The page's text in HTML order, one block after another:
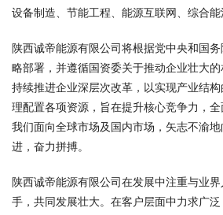
设备制造、节能工程、能源互联网、综合能
陕西诚帝能源有限公司将根据党中央和国
略部署，并遵循国资委关于推动企业壮大
持续推进企业深层次改革，以实现产业结
理配置各项资源，旨在提升核心竞争力，全
我们面向全球市场及国内市场，矢志不渝
进，奋力拼搏。
陕西诚帝能源有限公司在发展中注重与业
手，共同发展壮大。在客户层面中力求广泛